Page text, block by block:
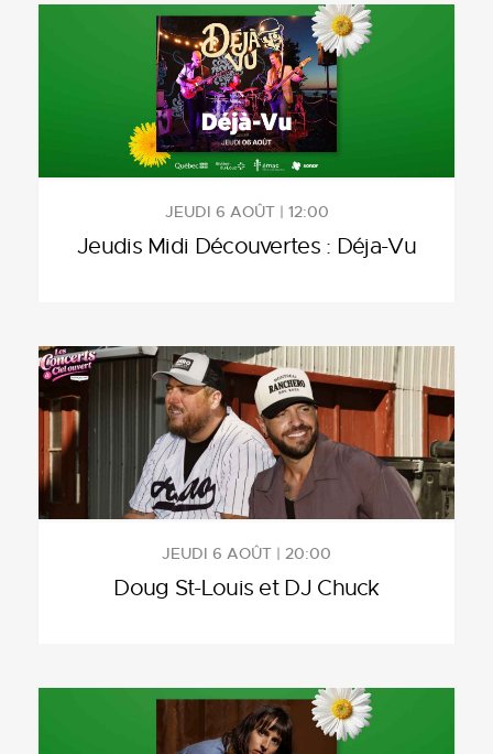
JEUDI 6 AOÛT | 12:00
Jeudis Midi Découvertes : Déja-Vu
JEUDI 6 AOÛT | 20:00
Doug St-Louis et DJ Chuck